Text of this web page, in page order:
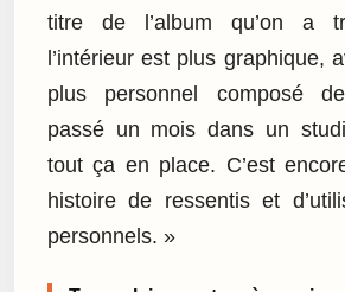
titre de l’album qu’on a
l’intérieur est plus graphique,
plus personnel composé
passé un mois dans un
tout ça en place. C’est
histoire de ressentis et
personnels. »